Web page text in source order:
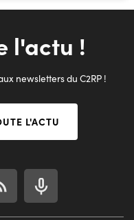
l'actu !
newsletters du C2RP !
L'ACTU